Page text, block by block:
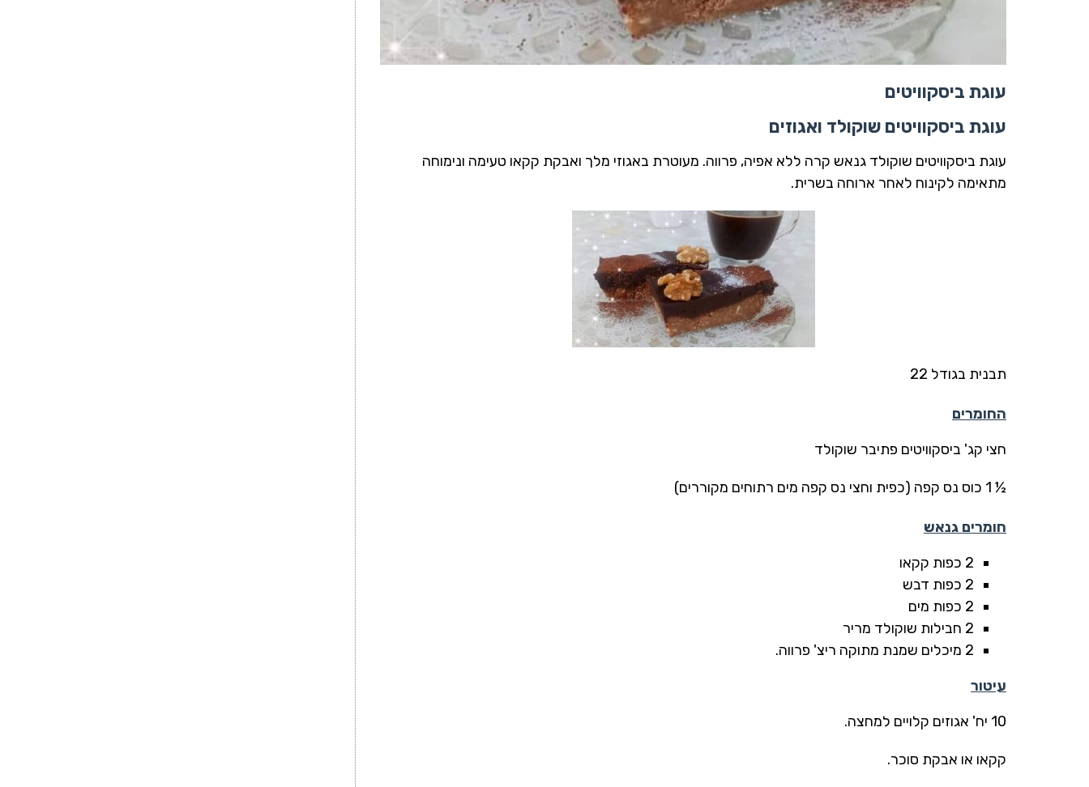
עוגת ביסקוויטים
עוגת ביסקוויטים שוקולד ואגוזים
עוגת ביסקוויטים שוקולד גנאש קרה ללא אפיה, פרווה. מעוטרת באגוזי מלך ואבקת קקאו טעימה ונימוחה
מתאימה לקינוח לאחר ארוחה בשרית.
תבנית בגודל 22
החומרים
חצי קג' ביסקוויטים פתיבר שוקולד
½ 1 כוס נס קפה (כפית וחצי נס קפה מים רתוחים מקוררים)
חומרים גנאש
2 כפות קקאו
2 כפות דבש
2 כפות מים
2 חבילות שוקולד מריר
2 מיכלים שמנת מתוקה ריצ' פרווה.
עיטור
10 יח' אגוזים קלויים למחצה.
קקאו או אבקת סוכר.